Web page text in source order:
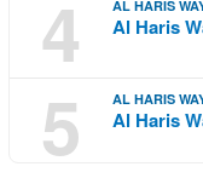
4 AL HARIS
Al Haris
5 AL HARIS
Al Haris